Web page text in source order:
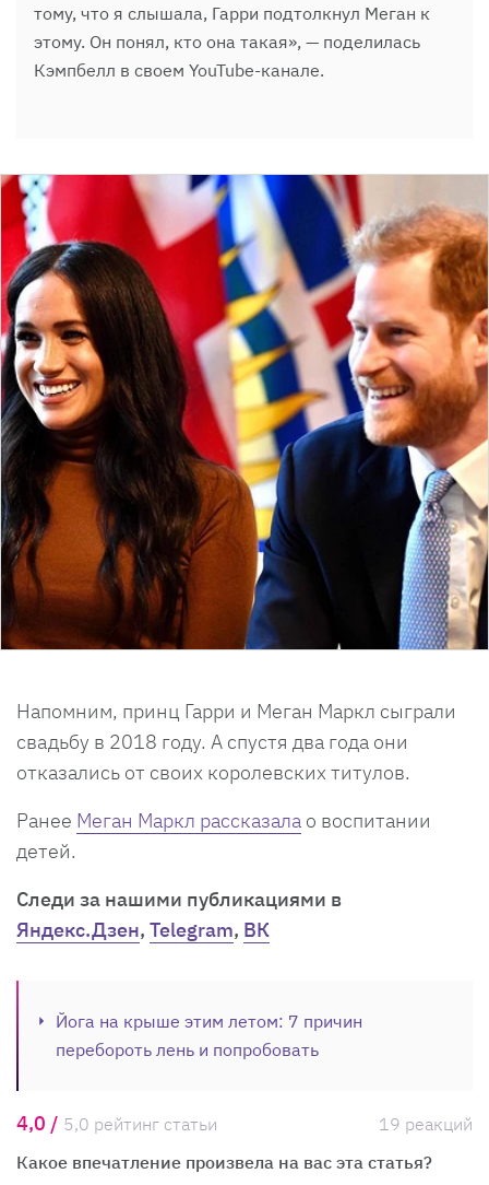
тому, что я слышала, Гарри подтолкнул Меган к
этому. Он понял, кто она такая», — поделилась
Кэмпбелл в своем YouTube-канале.
Напомним, принц Гарри и Меган Маркл сыграли
свадьбу в 2018 году. А спустя два года они
отказались от своих королевских титулов.
Ранее Меган Маркл рассказала о воспитании
детей.
Cледи за нашими публикациями в
Яндекс.Дзен, Telegram, ВК
Йога на крыше этим летом: 7 причин
перебороть лень и попробовать
4,0 / 5,0 рейтинг статьи
19 реакций
Какое впечатление произвела на вас эта статья?